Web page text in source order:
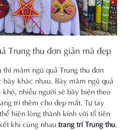
Trung thu đơn giản mà đẹp
mâm ngũ quả Trung thu đơn
khác nhau. Bày mâm ngũ quả
nhiều người sẽ bày biện theo
trí thêm cho đẹp mắt. Tự tay
hiện lòng thành kính với tổ tiên
khi cùng nhau trang trí Trung thu.